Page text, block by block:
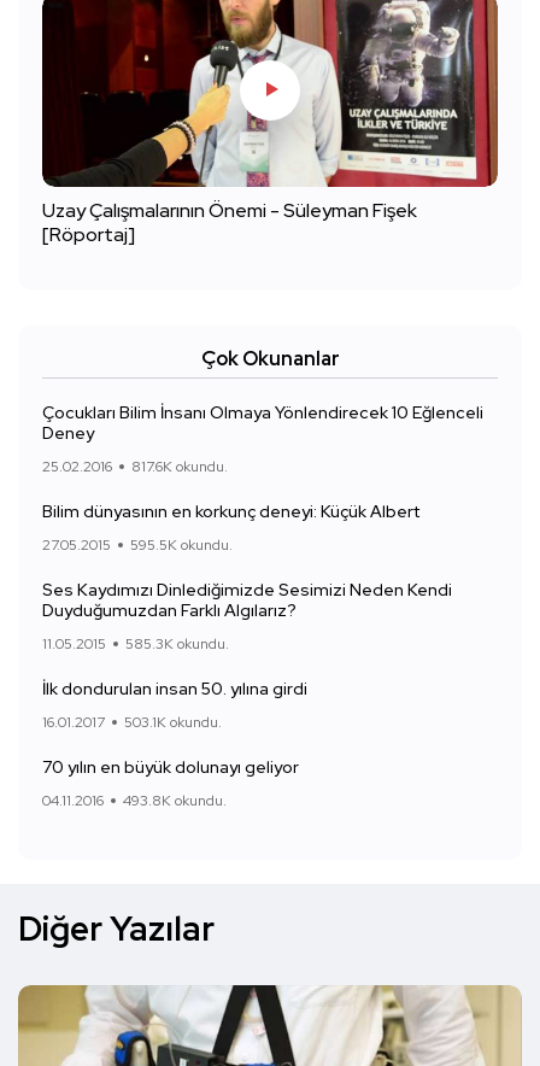
Uzay Çalışmalarının Önemi - Süleyman Fişek
[Röportaj]
Çok Okunanlar
Çocukları Bilim İnsanı Olmaya Yönlendirecek 10 Eğlenceli
Deney
25.02.2016 817.6K okundu.
Bilim dünyasının en korkunç deneyi: Küçük Albert
27.05.2015 595.5K okundu.
Ses Kaydımızı Dinlediğimizde Sesimizi Neden Kendi
Duyduğumuzdan Farklı Algılarız?
11.05.2015 585.3K okundu.
İlk dondurulan insan 50. yılına girdi
16.01.2017 503.1K okundu.
70 yılın en büyük dolunayı geliyor
04.11.2016 493.8K okundu.
Diğer Yazılar